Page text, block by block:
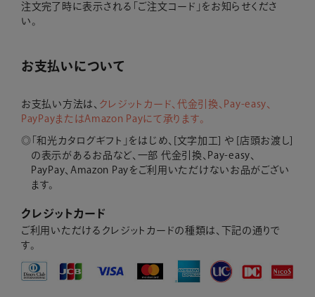
注文完了時に表示される「ご注文コード」をお知らせくださ
い。
お支払いについて
お支払い方法は、 クレジットカード、代金引換、Pay-easy、
PayPayまたはAmazon Payにて承ります。
「和光カタログギフト」をはじめ、[文字加工] や [店頭お渡し]
の表示があるお品など、 一部 代金引換、Pay-easy、
PayPay、Amazon Payをご利用いただけないお品がござい
ます。
クレジットカード
ご利用いただけるクレジットカードの種類は、下記の通りで
す。